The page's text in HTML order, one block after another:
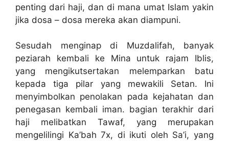
penting dari haji, dan di mana umat Islam yakin
jika dosa – dosa mereka akan diampuni.
Sesudah menginap di Muzdalifah, banyak
peziarah kembali ke Mina untuk rajam Iblis,
yang mengikutsertakan melemparkan batu
kepada tiga pilar yang mewakili Setan. Ini
menyimbolkan penolakan pada kejahatan dan
penegasan kembali iman. bagian terakhir dari
haji melibatkan Tawaf, yang merupakan
mengelilingi Ka’bah 7x, di ikuti oleh Sa’i, yang